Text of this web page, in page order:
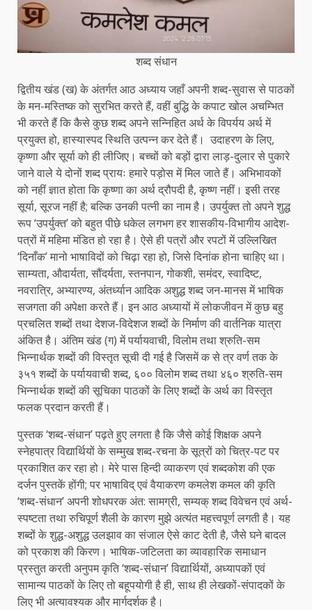
शब्द संधान
द्वितीय खंड (ख) के अंतर्गत आठ अध्याय जहाँ अपनी शब्द-सुवास से पाठकों
के मन-मस्तिष्क को सुरभित करते हैं, वहीं बुद्धि के कपाट खोल अचम्भित
भी करते हैं कि कैसे कुछ शब्द अपने सन्निहित अर्थ के विपर्यय अर्थ में
प्रयुक्त हो, हास्यास्पद स्थिति उत्पन्न कर देते हैं। ‌ उदाहरण के लिए,
कृष्णा और सूर्या को ही लीजिए। बच्चों को बड़ों द्वारा लाड़-दुलार से पुकारे
जाने वाले ये दोनों शब्द प्रायः हमारे पड़ोस में मिल जाते हैं। अभिभावकों
को नहीं ज्ञात होता कि कृष्णा का अर्थ द्रौपदी है, कृष्ण नहीं। इसी तरह
सूर्या, सूरज नहीं है; बल्कि उनकी पत्नी का नाम है। उपर्युक्त तो अपने शुद्ध
रूप ‘उपर्युक्त’ को बहुत पीछे धकेल लगभग हर शासकीय-विभागीय आदेश-
पत्रों में महिमा मंडित हो रहा है। ऐसे ही पत्रों और रपटों में उल्लिखित
‘दिनाँक’ मानो भाषाविदों को चिढ़ा रहा हो, जिसे दिनांक होना चाहिए था।
साम्यता, औदार्यता, सौंदर्यता, स्तनपान, गोकशी, समंदर, स्वादिष्ट,
नवरात्रि, अभ्यारण्य, अंतर्ध्यान आदिक अशुद्ध शब्द जन-मानस में भाषिक
सजगता की अपेक्षा करते हैं। इन आठ अध्यायों में लोकजीवन में कुछ बहु
प्रचलित शब्दों तथा देशज-विदेशज शब्दों के निर्माण की वार्तनिक यात्रा
अंकित है। अंतिम खंड (ग) में पर्यायवाची, विलोम तथा श्रुति-सम
भिन्नार्थक शब्दों की विस्तृत सूची दी गई है जिसमें क से त्र वर्ण तक के
३५१ शब्दों के पर्यायवाची शब्द, ६०० विलोम शब्द तथा ४६० श्रुति-सम
भिन्नार्थक शब्दों की सूचिका पाठकों के लिए शब्दों के अर्थ का विस्तृत
फलक प्रदान करती हैं।
पुस्तक ‘शब्द-संधान’ पढ़ते हुए लगता है कि जैसे कोई शिक्षक अपने
स्नेहपात्र विद्यार्थियों के सम्मुख शब्द-रचना के सूत्रों को चित्र-पट पर
प्रकाशित कर रहा हो। मेरे पास हिन्दी व्याकरण एवं शब्दकोश की एक
दर्जन पुस्तकें होंगी; पर भाषाविद् एवं वैयाकरण कमलेश कमल की कृति
‘शब्द-संधान’ अपनी शोधपरक अंत: सामग्री, सम्यक् शब्द विवेचन एवं अर्थ-
स्पष्टता तथा रुचिपूर्ण शैली के कारण मुझे अत्यंत महत्त्वपूर्ण लगती है। यह
शब्दों के शुद्ध-अशुद्ध उलझाव का संजाल ऐसे काट देती है, जैसे घने बादल
को प्रकाश की किरण। भाषिक-जटिलता का व्यावहारिक समाधान
प्रस्तुत करती अनुपम कृति ‘शब्द-संधान’ विद्यार्थियों, अध्यापकों एवं
सामान्य पाठकों के लिए तो बहूपयोगी है ही, साथ ही लेखकों-संपादकों के
लिए भी अत्यावश्यक और मार्गदर्शक है।